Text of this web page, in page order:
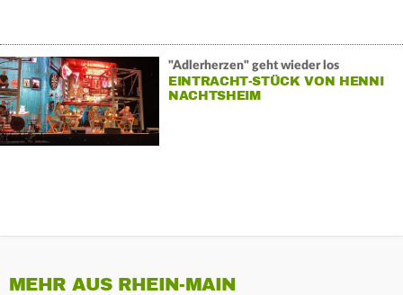
"Adlerherzen" geht wieder los
EINTRACHT-STÜCK VON HENNI
NACHTSHEIM
MEHR AUS RHEIN-MAIN